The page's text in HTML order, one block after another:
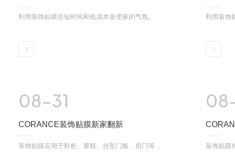
利用装饰贴膜在短时间和低成本改变家的气氛。
详情
利用装饰
详情
08-31
CORANCE装饰贴膜新家翻新
装饰贴膜应用于鞋柜、窗框、挂坠门板、房门等.... 装饰贴膜